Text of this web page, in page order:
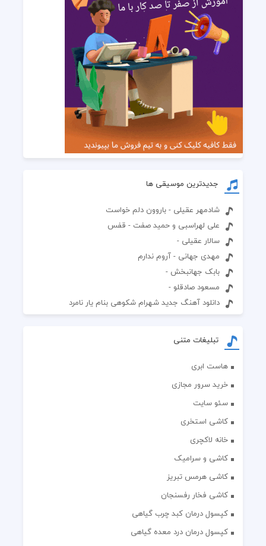
جدیدترین موسیقی ها
شادمهر عقیلی - باروون دلم خواست
علی لهراسبی و حمید صفت - قفس
سالار عقیلی -
مهدی جهانی - آروم ندارم
بابک جهانبخش -
مسعود صادقلو -
دانلود آهنگ جدید شهرام شکوهی بنام یار نامرد
تبلیغات متنی
هاست ابری
خرید سرور مجازی
سئو سایت
کاشی استخری
خانه لاکچری
کاشی و سرامیک
کاشی هرمس تبریز
کاشی فخار رفسنجان
کپسول درمان کبد چرب گیاهی
کپسول درمان درد معده گیاهی